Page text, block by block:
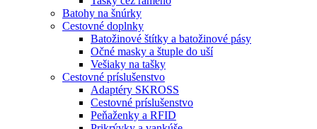
Batohy na šnúrky
Cestovné doplnky
Batožinové štítky a batožinové pásy
Očné masky a štuple do uší
Vešiaky na tašky
Cestovné príslušenstvo
Adaptéry SKROSS
Cestovné príslušenstvo
Peňaženky a RFID